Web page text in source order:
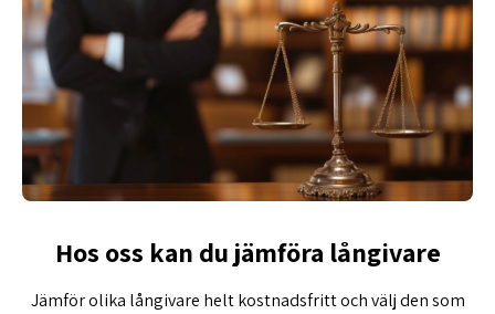
Hos oss kan du jämföra långivare
Jämför olika långivare helt kostnadsfritt och välj den som